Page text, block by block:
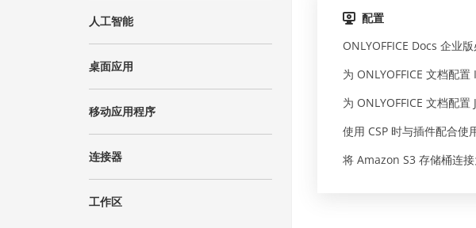
人工智能
桌面应用
移动应用程序
连接器
工作区
配置
ONLYOFFICE Docs 企业
为 ONLYOFFICE 文档配置
为 ONLYOFFICE 文档配置
使用 CSP 时与插件配合使
将 Amazon S3 存储桶连